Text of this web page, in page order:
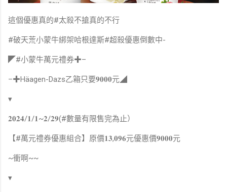
這個優惠真的#太殺不搶真的不行
#破天荒小蒙牛綁架哈根達斯#超殺優惠倒數中-
◤#小蒙牛萬元禮券✚–
–✚Häagen-Dazs乙箱只要𝟗𝟎𝟎𝟎元◢
▾
𝟐𝟎𝟐𝟒/𝟏/𝟏~𝟐/𝟐𝟗(#數量有限售完為止）
【#萬元禮券優惠組合】原價𝟏𝟑,𝟎𝟗𝟔元優惠價𝟗𝟎𝟎𝟎元
~衝啊~~
▾